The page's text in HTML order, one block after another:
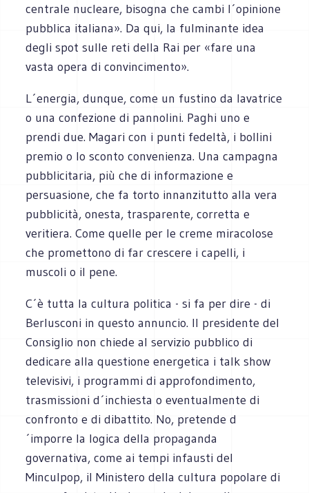
centrale nucleare, bisogna che cambi l´opinione
pubblica italiana». Da qui, la fulminante idea
degli spot sulle reti della Rai per «fare una
vasta opera di convincimento».
L´energia, dunque, come un fustino da lavatrice
o una confezione di pannolini. Paghi uno e
prendi due. Magari con i punti fedeltà, i bollini
premio o lo sconto convenienza. Una campagna
pubblicitaria, più che di informazione e
persuasione, che fa torto innanzitutto alla vera
pubblicità, onesta, trasparente, corretta e
veritiera. Come quelle per le creme miracolose
che promettono di far crescere i capelli, i
muscoli o il pene.
C´è tutta la cultura politica - si fa per dire - di
Berlusconi in questo annuncio. Il presidente del
Consiglio non chiede al servizio pubblico di
dedicare alla questione energetica i talk show
televisivi, i programmi di approfondimento,
trasmissioni d´inchiesta o eventualmente di
confronto e di dibattito. No, pretende d
´imporre la logica della propaganda
governativa, come ai tempi infausti del
Minculpop, il Ministero della cultura popolare di